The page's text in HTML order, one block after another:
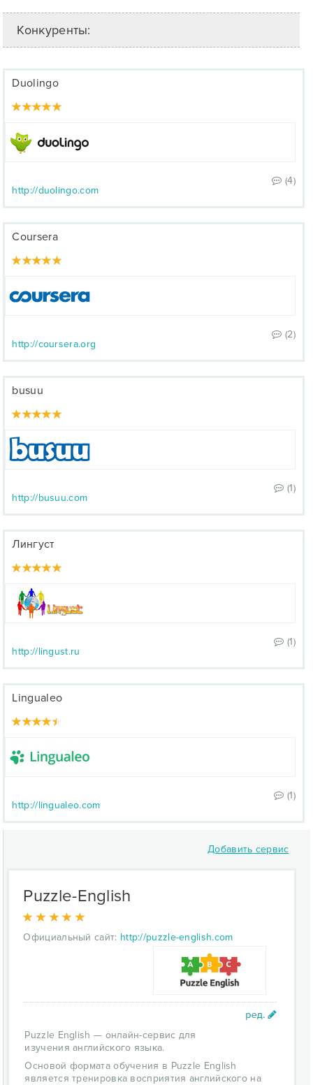
Конкуренты:
Duolingo
(4)
http://duolingo.com
Coursera
(2)
http://coursera.org
busuu
(1)
http://busuu.com
Лингуст
(1)
http://lingust.ru
Lingualeo
(1)
http://lingualeo.com
Добавить сервис
Puzzle-English
Официальный сайт: http://puzzle-english.com
Puzzle English — онлайн-сервис для
изучения английского языка.
Основой формата обучения в Puzzle English
является тренировка восприятия английского на